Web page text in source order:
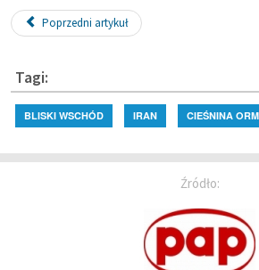
Poprzedni artykuł
Tagi:
BLISKI WSCHÓD IRAN CIEŚNINA
Źródło: